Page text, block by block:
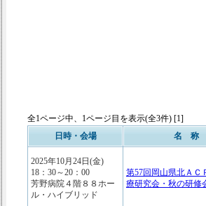
全1ページ中、1ページ目を表示(全3件) [1]
日時・会場
名 称
2025年10月24日(金)
18：30～20：00
芳野病院４階８８ホー
ル・ハイブリッド
第57回岡山県北ＡＣ
療研究会・秋の研修